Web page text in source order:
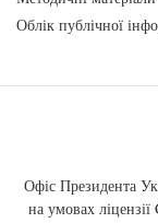
Облік публічної
Офіс Президента
на умовах ліцензії